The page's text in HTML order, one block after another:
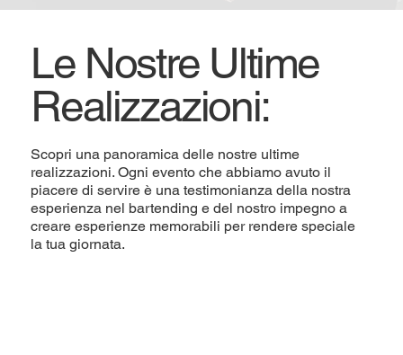
Le Nostre Ultime
Realizzazioni:
Scopri una panoramica delle nostre ultime
realizzazioni. Ogni evento che abbiamo avuto il
piacere di servire è una testimonianza della nostra
esperienza nel bartending e del nostro impegno a
creare esperienze memorabili per rendere speciale
la tua giornata.